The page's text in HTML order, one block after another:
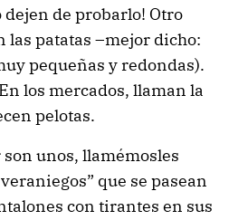
dejen de probarlo! Otro
las patatas –mejor dicho:
pequeñas y redondas).
los mercados, llaman la
pelotas.
unos, llamémosles
que se pasean
con tirantes en sus